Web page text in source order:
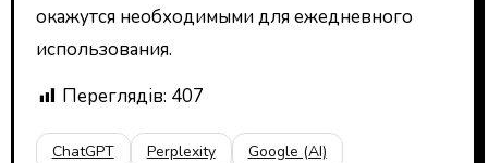
окажутся необходимыми для ежедневного
использования.
Переглядів: 407
ChatGPT Perplexity
Google (AI)